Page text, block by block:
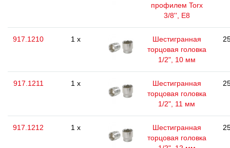
профилем Torx
3/8'', E8
917.1210 1 x
Шестигранная
торцовая головка
1/2", 10 мм
917.1211 1 x
Шестигранная
торцовая головка
1/2", 11 мм
917.1212 1 x
Шестигранная
торцовая головка